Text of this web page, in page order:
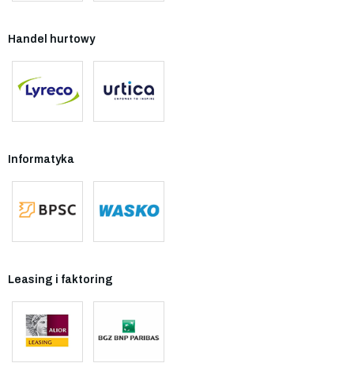
Handel hurtowy
Informatyka
Leasing i faktoring